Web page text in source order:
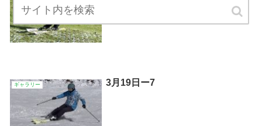
ギャラリー 3月19日ー7